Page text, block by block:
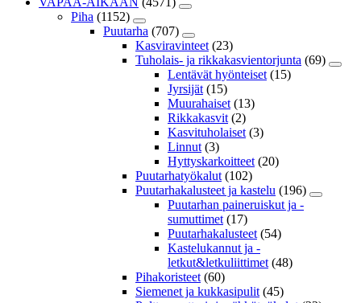
Piha (1152)
Puutarha (707)
Kasviravinteet (23)
Tuholais- ja rikkakasvientorjunta (69)
Lentävät hyönteiset (15)
Jyrsijät (15)
Muurahaiset (13)
Rikkakasvit (2)
Kasvituholaiset (3)
Linnut (3)
Hyttyskarkoitteet (20)
Puutarhatyökalut (102)
Puutarhakalusteet ja kastelu (196)
Puutarhan paineruiskut ja -
sumuttimet (17)
Puutarhakalusteet (54)
Kastelukannut ja -
letkut&letkuliittimet (48)
Pihakoristeet (60)
Siemenet ja kukkasipulit (45)